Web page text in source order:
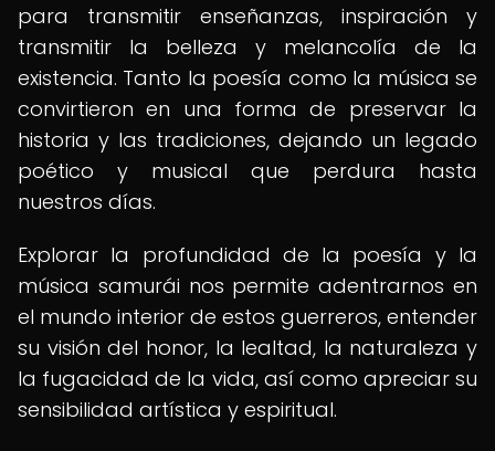
para transmitir enseñanzas, inspiración y
transmitir la belleza y melancolía de la
existencia. Tanto la poesía como la música se
convirtieron en una forma de preservar la
historia y las tradiciones, dejando un legado
poético y musical que perdura hasta
nuestros días.
Explorar la profundidad de la poesía y la
música samurái nos permite adentrarnos en
el mundo interior de estos guerreros, entender
su visión del honor, la lealtad, la naturaleza y
la fugacidad de la vida, así como apreciar su
sensibilidad artística y espiritual.